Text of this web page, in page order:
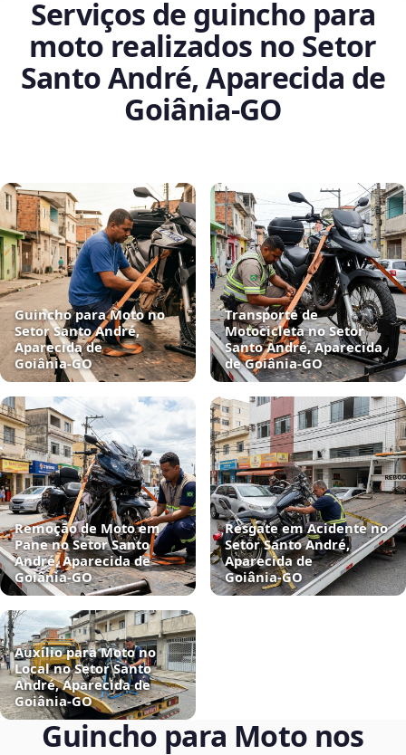
Serviços de guincho para
moto realizados no Setor
Santo André, Aparecida de
Goiânia‑GO
Guincho para Moto no
Setor Santo André,
Aparecida de
Goiânia‑GO
Transporte de
Motocicleta no Setor
Santo André, Aparecida
de Goiânia‑GO
Remoção de Moto em
Pane no Setor Santo
André, Aparecida de
Goiânia‑GO
Resgate em Acidente no
Setor Santo André,
Aparecida de
Goiânia‑GO
Auxílio para Moto no
Local no Setor Santo
André, Aparecida de
Goiânia‑GO
Guincho para Moto nos